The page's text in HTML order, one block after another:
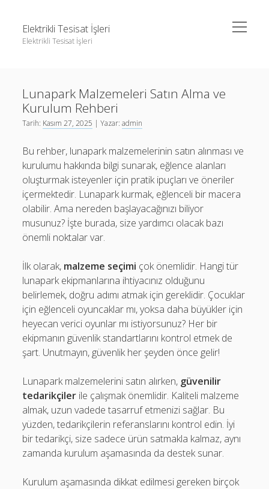
Elektrikli Tesisat İşleri
Elektrikli Tesisat İşleri
menüyü
aç
Linkedin Takipçi Çoğaltma Bedava
Liste
Tiktok Yorum Yükseltme Hilesi Bedava
Instagram Gizli Hesap Takipçileri Görme
Liste
Sayfa Listesi
Tiktok Yorum Yükseltme Hilesi Bedava
Lunapark Malzemeleri Satın Alma ve
Kurulum Rehberi
Tarih: Kasım 27, 2025 | Yazar:admin
Bu rehber, lunapark malzemelerinin satın alınması ve
kurulumu hakkında bilgi sunarak, eğlence alanları
oluşturmak isteyenler için pratik ipuçları ve öneriler
içermektedir. Lunapark kurmak, eğlenceli bir macera
olabilir. Ama nereden başlayacağınızı biliyor
musunuz? İşte burada, size yardımcı olacak bazı
önemli noktalar var.
İlk olarak, malzeme seçimi çok önemlidir. Hangi tür
lunapark ekipmanlarına ihtiyacınız olduğunu
belirlemek, doğru adımı atmak için gereklidir. Çocuklar
için eğlenceli oyuncaklar mı, yoksa daha büyükler için
heyecan verici oyunlar mı istiyorsunuz? Her bir
ekipmanın güvenlik standartlarını kontrol etmek de
şart. Unutmayın, güvenlik her şeyden önce gelir!
Lunapark malzemelerini satın alırken, güvenilir
tedarikçiler ile çalışmak önemlidir. Kaliteli malzeme
almak, uzun vadede tasarruf etmenizi sağlar. Bu
yüzden, tedarikçilerin referanslarını kontrol edin. İyi
bir tedarikçi, size sadece ürün satmakla kalmaz, aynı
zamanda kurulum aşamasında da destek sunar.
Kurulum aşamasında dikkat edilmesi gereken birçok